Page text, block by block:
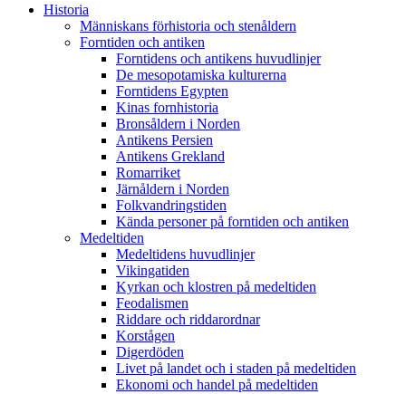
Historia
Människans förhistoria och stenåldern
Forntiden och antiken
Forntidens och antikens huvudlinjer
De mesopotamiska kulturerna
Forntidens Egypten
Kinas fornhistoria
Bronsåldern i Norden
Antikens Persien
Antikens Grekland
Romarriket
Järnåldern i Norden
Folkvandringstiden
Kända personer på forntiden och antiken
Medeltiden
Medeltidens huvudlinjer
Vikingatiden
Kyrkan och klostren på medeltiden
Feodalismen
Riddare och riddarordnar
Korstågen
Digerdöden
Livet på landet och i staden på medeltiden
Ekonomi och handel på medeltiden